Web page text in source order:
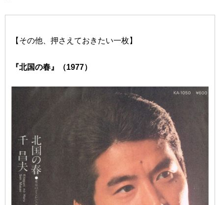
【その他、押さえておきたい一枚】
『北国の春』（1977）